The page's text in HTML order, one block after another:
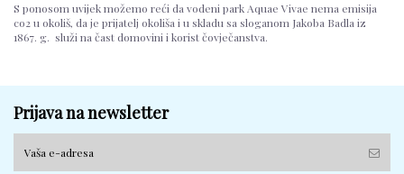
S ponosom uvijek možemo reći da vodeni park Aquae Vivae nema emisija
co2 u okoliš, da je prijatelj okoliša i u skladu sa sloganom Jakoba Badla iz
1867. g. služi na čast domovini i korist čovječanstva.
Prijava na newsletter